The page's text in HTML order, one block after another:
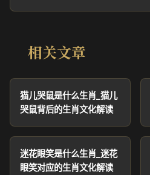
相关文章
猫儿哭鼠是什么生肖_猫儿
哭鼠背后的生肖文化解读
迷花眼笑是什么生肖_迷花
眼笑对应的生肖文化解读